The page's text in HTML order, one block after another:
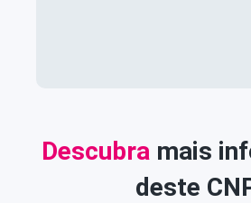
Descubramais
deste